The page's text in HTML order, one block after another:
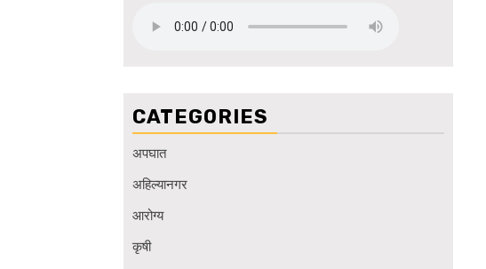
CATEGORIES
अपघात
अहिल्यानगर
आरोग्य
कृषी